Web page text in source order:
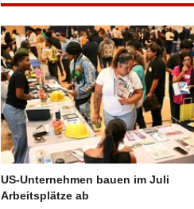
US-Unternehmen bauen im Juli
Arbeitsplätze ab